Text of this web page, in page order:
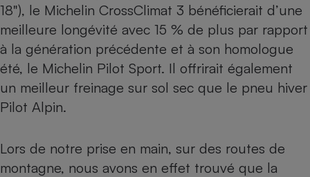
18"), le Michelin CrossClimat 3 bénéficierait d’une
meilleure longévité avec 15 % de plus par rapport
à la génération précédente et à son homologue
été, le Michelin Pilot Sport. Il offrirait également
un meilleur freinage sur sol sec que le pneu hiver
Pilot Alpin.
Lors de notre prise en main, sur des routes de
montagne, nous avons en effet trouvé que la